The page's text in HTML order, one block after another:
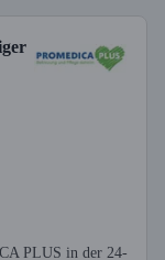
PLUS in der 24-